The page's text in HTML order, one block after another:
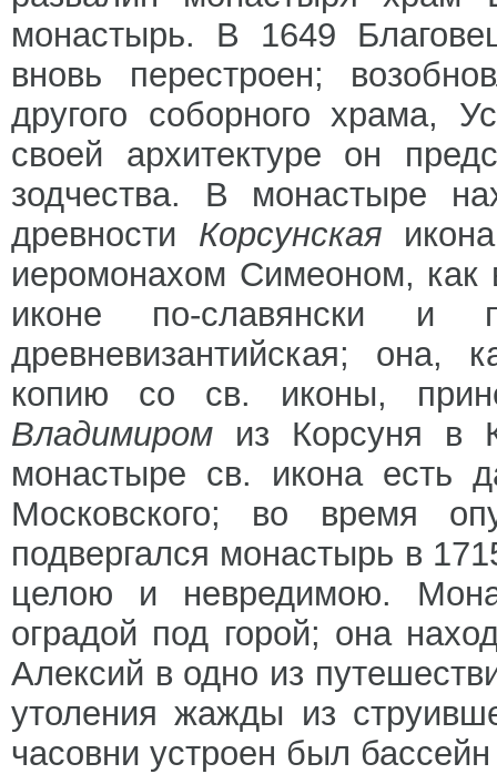
монастырь. В 1649
вновь перестроен;
другого соборного храма,
своей архитектуре он
зодчества. В монастыре
древности Корсунская
иеромонахом Симеоном, как
иконе по-славянски и
древневизантийская; она,
копию со св. иконы,
Владимиром из Корсуня в
монастыре св. икона есть
Московского; во время
подвергался монастырь в
целою и невредимою.
оградой под горой; она
Алексий в одно из
утоления жажды из
часовни устроен был